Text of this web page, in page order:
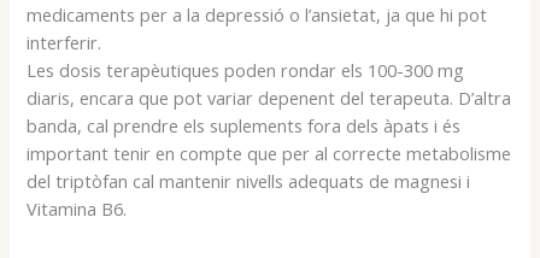
medicaments per a la depressió o l’ansietat, ja que hi pot
interferir.
Les dosis terapèutiques poden rondar els 100-300 mg
diaris, encara que pot variar depenent del terapeuta. D’altra
banda, cal prendre els suplements fora dels àpats i és
important tenir en compte que per al correcte metabolisme
del triptòfan cal mantenir nivells adequats de magnesi i
Vitamina B6.